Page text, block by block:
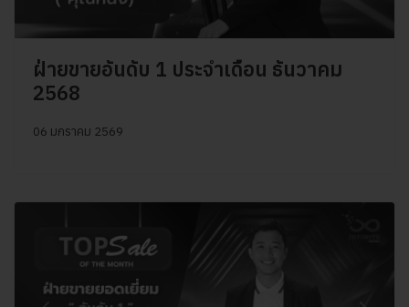
ฝ่ายขายอันดับ 1 ประจำเดือน ธันวาคม
2568
06 มกราคม 2569